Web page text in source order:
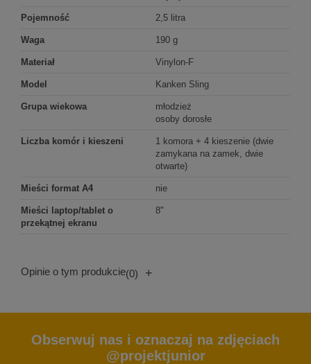
Pojemność 2,5 litra
Waga 190 g
Materiał Vinylon-F
Model Kanken Sling
Grupa wiekowa
młodzież
osoby dorosłe
Liczba komór i kieszeni
1 komora + 4 kieszenie (dwie
zamykana na zamek, dwie
otwarte)
Mieści format A4 nie
Mieści laptop/tablet o
przekątnej ekranu
8"
Opinie o tym produkcie(0) +
Obserwuj nas i oznaczaj na zdjęciach
@projektjunior